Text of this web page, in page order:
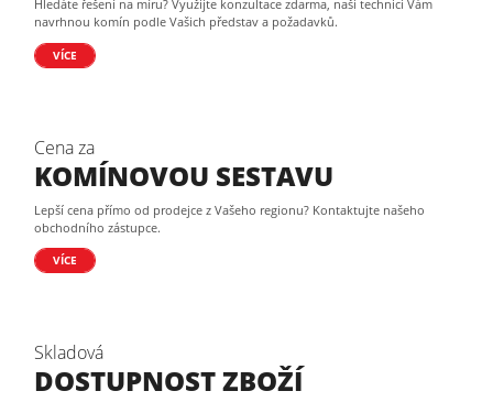
Hledáte řešení na míru? Využijte konzultace zdarma, naši technici Vám
navrhnou komín podle Vašich představ a požadavků.
VÍCE
Cena za
KOMÍNOVOU SESTAVU
Lepší cena přímo od prodejce z Vašeho regionu? Kontaktujte našeho
obchodního zástupce.
VÍCE
Skladová
DOSTUPNOST ZBOŽÍ